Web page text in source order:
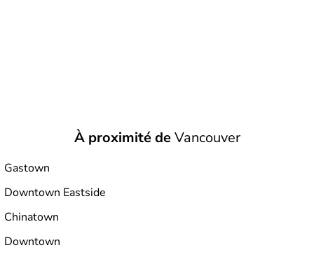
À proximité deVancouver
Gastown
Downtown Eastside
Chinatown
Downtown